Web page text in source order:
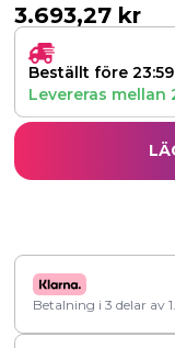
3.693,27 kr
Beställt före 23:59
Levereras mellan
Betalning i 3 delar av